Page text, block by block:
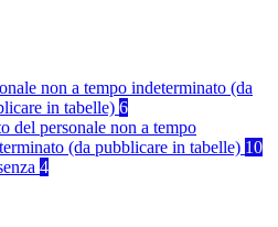
non a tempo indeterminato (da
in tabelle) 6
del personale non a tempo
(da pubblicare in tabelle) 10
4